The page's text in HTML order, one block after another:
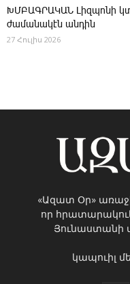
ԽՄԲԱԳՐԱԿԱՆ ­Լիզպոնի
ժամանակէն անդին
27 Հուլիս 2026
«Ազատ Օր»
որ
Յունաստանի
կապուիլ